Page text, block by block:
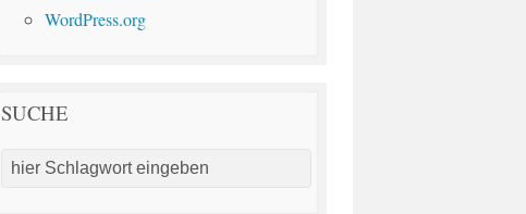
WordPress.org
SUCHE